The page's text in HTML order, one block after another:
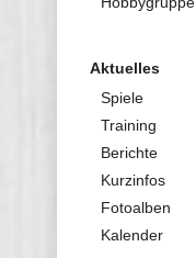
Aktuelles
Spiele
Training
Berichte
Kurzinfos
Fotoalben
Kalender